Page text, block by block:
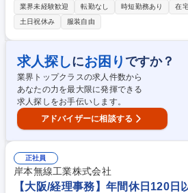
案・導入支援まで担当。顧客との対話を通じ
きる、コンサルティング要素の強いポジションです。 【具体的
b会議で課題ヒアリング・製品デモ・提案を中
活用方法提案やクロージングまで案件推進を
ィング支援や利用データをもとに提案も行い
チームへ連携し、製品改善にも貢献可能です
スタイルです。 ★既存の事業開発・推進にも携
職種 【日程調整サービスTimeRexの提案営
フレックス
業界未経験歓迎 転勤なし 時短勤務あり 在
土日祝休み
服装自由
求人探しにお困り ですか？
業界トップクラスの求人件数から
あなたの力を最大限に発揮できる
求人探しをお手伝いします。
アドバイザーに相談する
正社員
岸本無線工業株式会社
【大阪/経理事務】年間休日120日